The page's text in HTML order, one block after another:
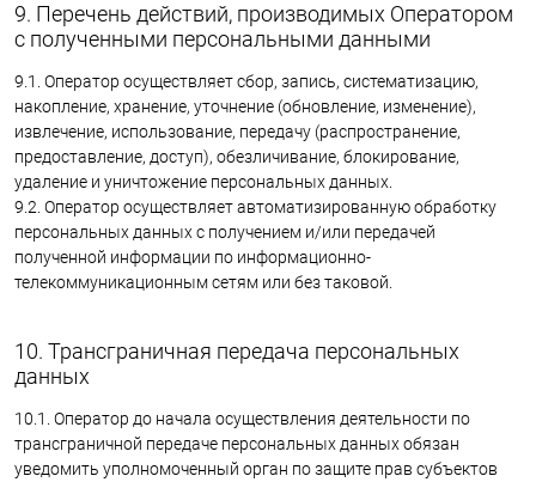
9. Перечень действий, производимых Оператором
с полученными персональными данными
9.1. Оператор осуществляет сбор, запись, систематизацию,
накопление, хранение, уточнение (обновление, изменение),
извлечение, использование, передачу (распространение,
предоставление, доступ), обезличивание, блокирование,
удаление и уничтожение персональных данных.
9.2. Оператор осуществляет автоматизированную обработку
персональных данных с получением и/или передачей
полученной информации по информационно-
телекоммуникационным сетям или без таковой.
10. Трансграничная передача персональных
данных
10.1. Оператор до начала осуществления деятельности по
трансграничной передаче персональных данных обязан
уведомить уполномоченный орган по защите прав субъектов